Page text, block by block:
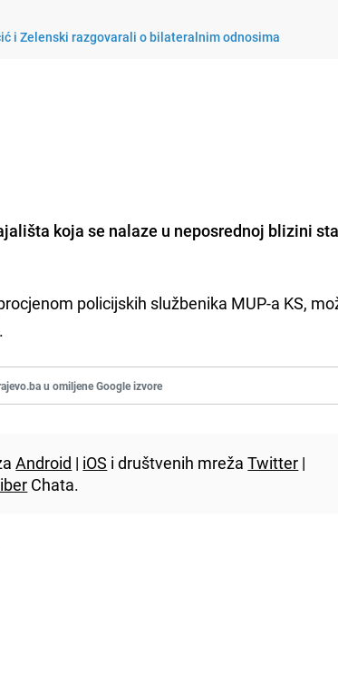
i Zelenski razgovarali o bilateralnim odnosima
koja se nalaze u neposrednoj blizini
policijskih službenika MUP-a KS,
.
u omiljene Google izvore
Android | iOS i društvenih mrežaTwitter |
Chata.